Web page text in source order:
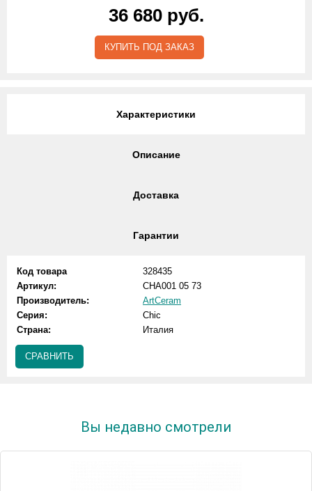
36 680 руб.
КУПИТЬ ПОД ЗАКАЗ
Характеристики
Описание
Доставка
Гарантии
Код товара
328435
Артикул:
CHA001 05 73
Производитель:
ArtCeram
Серия:
Chic
Страна:
Италия
СРАВНИТЬ
Вы недавно смотрели